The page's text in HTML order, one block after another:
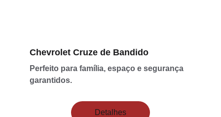
Chevrolet Cruze de Bandido
Perfeito para família, espaço e segurança
garantidos.
Detalhes